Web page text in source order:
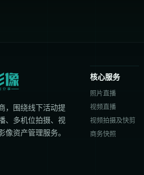
，围绕线下活动提
、多机位拍摄、视
像资产管理服务。
核心服务
照片直播
视频直播
视频拍摄及快剪
商务快照